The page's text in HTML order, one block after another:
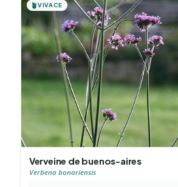
🪴VIVACE
Verveine de buenos-aires
Verbena bonariensis